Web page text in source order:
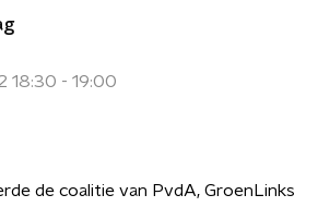
18:30 - 19:00
de coalitie van PvdA, GroenLinks